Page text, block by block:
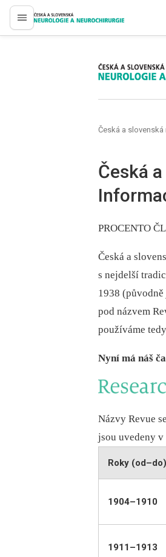
proLékaře.cz
proLékaře.cz
Česká a
Česká
PROCENTO
Česká a
s nejdelší
1938
pod názvem
používáme
Nyní má náš
Názvy Revue
jsou uvedeny
Roky (od–do)
1904–1910
1911–1913